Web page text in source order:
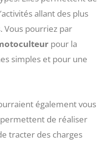
allant des plus
Vous pourriez par
pour la
simples et pour une
également vous
de réaliser
tracter des charges